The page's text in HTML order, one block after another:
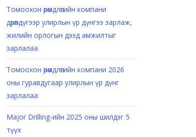
Томоохон өрөмдлөгийн компани
дөрөвдүгээр улирлын үр дүнгээ зарлаж,
жилийн орлогын дээд амжилтыг
зарлалаа
Томоохон өрөмдлөгийн компани 2026
оны гуравдугаар улирлын үр дүнг
зарлалаа
Major Drilling-ийн 2025 оны шилдэг 5
түүх